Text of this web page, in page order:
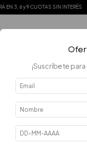
SIN INTERÉS 10%
¡Suscríbete